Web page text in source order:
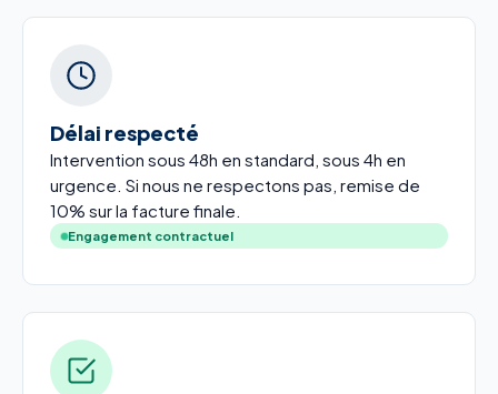
Délai respecté
Intervention sous 48h en standard, sous 4h en
urgence. Si nous ne respectons pas, remise de
10% sur la facture finale.
Engagement contractuel